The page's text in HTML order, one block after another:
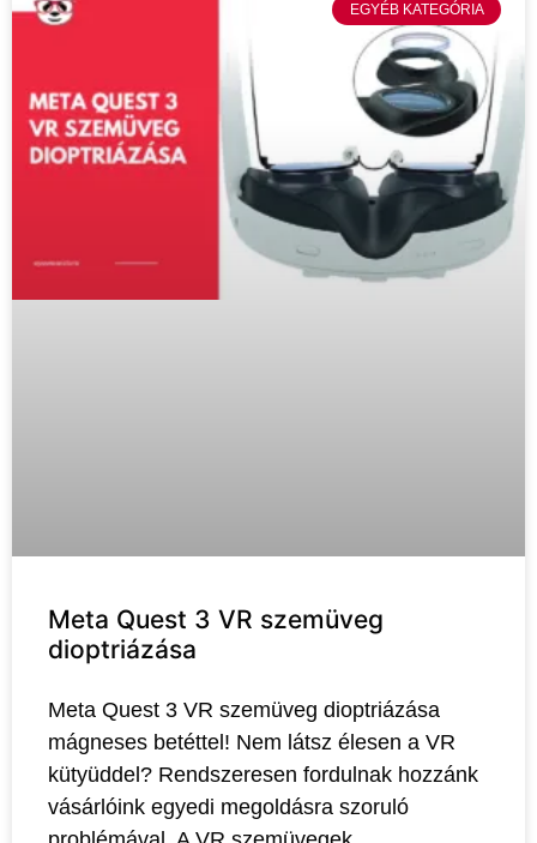
EGYÉB KATEGÓRIA
Meta Quest 3 VR szemüveg
dioptriázása
Meta Quest 3 VR szemüveg dioptriázása
mágneses betéttel! Nem látsz élesen a VR
kütyüddel? Rendszeresen fordulnak hozzánk
vásárlóink egyedi megoldásra szoruló